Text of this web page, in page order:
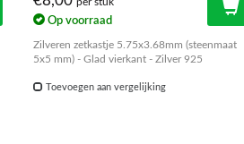
per stuk
Op voorraad
Zilveren zetkastje 5.75x3.68mm (steenmaat
5x5 mm) - Glad vierkant - Zilver 925
Toevoegen aan vergelijking